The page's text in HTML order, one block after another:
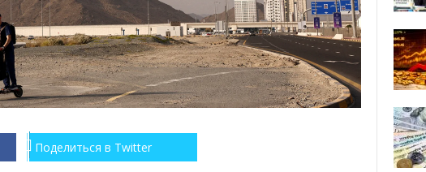
Поделиться в Twitter